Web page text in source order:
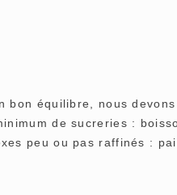
bon équilibre, nous
de sucreries :
peu ou pas raffinés :